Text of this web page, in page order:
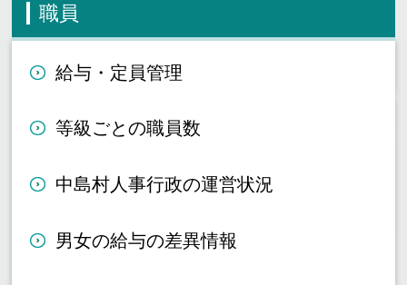
職員
給与・定員管理
等級ごとの職員数
中島村人事行政の運営状況
男女の給与の差異情報